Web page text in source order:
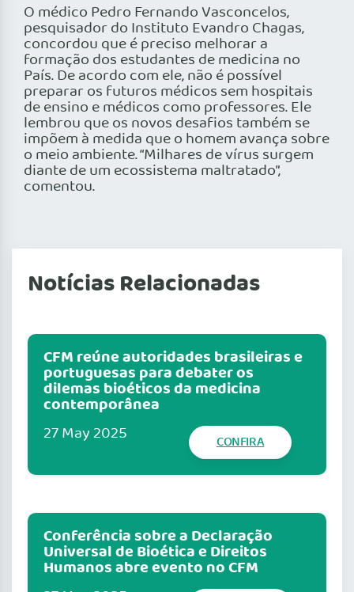
O médico Pedro Fernando Vasconcelos,
pesquisador do Instituto Evandro Chagas,
concordou que é preciso melhorar a
formação dos estudantes de medicina no
País. De acordo com ele, não é possível
preparar os futuros médicos sem hospitais
de ensino e médicos como professores. Ele
lembrou que os novos desafios também se
impõem à medida que o homem avança sobre
o meio ambiente. “Milhares de vírus surgem
diante de um ecossistema maltratado”,
comentou.
Notícias Relacionadas
CFM reúne autoridades brasileiras e
portuguesas para debater os
dilemas bioéticos da medicina
contemporânea
27 May 2025 CONFIRA
Conferência sobre a Declaração
Universal de Bioética e Direitos
Humanos abre evento no CFM